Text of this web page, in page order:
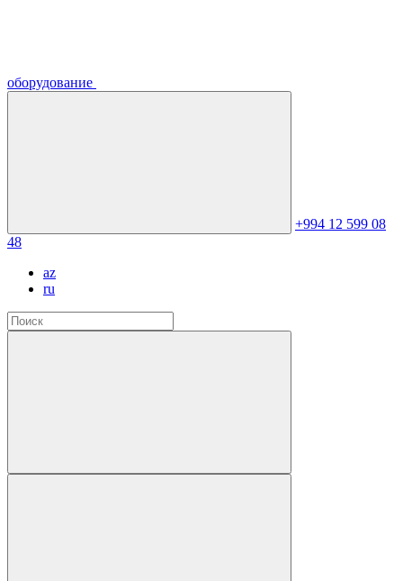
оборудование
+994 12 599 08
48
az
ru